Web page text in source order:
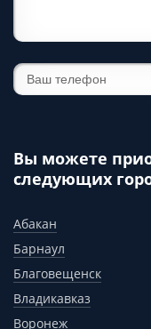
Вы можете
следующих
Абакан
Барнаул
Благовещенск
Владикавказ
Воронеж